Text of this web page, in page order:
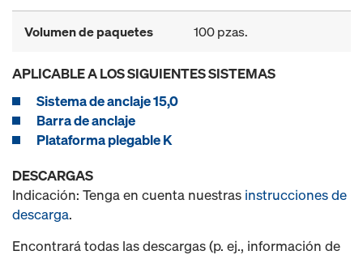
Volumen de paquetes 100 pzas.
APLICABLE A LOS SIGUIENTES SISTEMAS
Sistema de anclaje 15,0
Barra de anclaje
Plataforma plegable K
DESCARGAS
Indicación: Tenga en cuenta nuestras instrucciones de
descarga.
Encontrará todas las descargas (p. ej., información de